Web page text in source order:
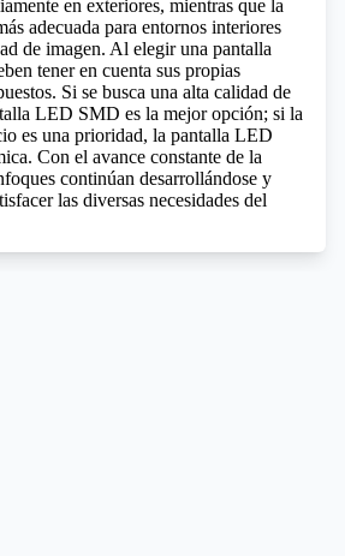
en exteriores, mientras que la
adecuada para entornos interiores
de imagen. Al elegir una pantalla
tener en cuenta sus propias
Si se busca una alta calidad de
LED SMD es la mejor opción; si la
es una prioridad, la pantalla LED
Con el avance constante de la
continúan desarrollándose y
las diversas necesidades del